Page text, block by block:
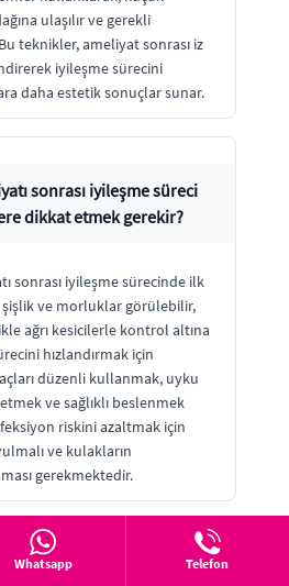
ulaşılır ve gerekli
teknikler, ameliyat sonrası iz
iyileşme sürecini
daha estetik sonuçlar sunar.
sonrası iyileşme süreci
dikkat etmek gerekir?
sonrası iyileşme sürecinde ilk
şişlik ve morluklar görülebilir,
ağrı kesicilerle kontrol altına
hızlandırmak için
düzenli kullanmak, uyku
ve sağlıklı beslenmek
riskini azaltmak için
ve kulakların
gerekmektedir.
operasyonu (Otoplasti)
Whatsapp Telefon